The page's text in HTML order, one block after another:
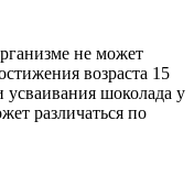
не может
возраста 15
усваивания шоколада у
различаться по